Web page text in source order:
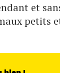
et
petits